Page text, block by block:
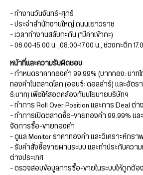
– ทำงานวันจันทร์-ศุกร์
– ประจำสำนักงานใหญ่ ถนนเยาวราช
– เวลาทำงานสลับกะกัน (*มีค่าเข้ากะ)
– 06.00-15.00 น. ,08.00-17.00 น., ช่วงกะดึก
หน้าที่และความรับผิดชอบ
– กำหนดราคาทองคำ 99.99% (บาททอง: บาท
ทองคำในตลาดโลก (ออนซ์: ดอลล่าร์) และอัตร
ร์:บาท) เพื่อให้สอดคล้องกับนโยบายบริษัทฯ
– ทำการ Roll Over Position และการ Deal ต่
– ทำการเปิดตลาดซื้อ-ขายทองคำ 99.99% แล
จัดการซื้อ-ขายทองคำ
– ดูแล Monitor ราคาทองคำ และวิเคราะห์กรา
– รับคำสั่งซื้อขายผ่านระบบ และทำประกันควา
ต่างประเทศ
– ตรวจสอบข้อมูลการซื้อ-ขายในระบบให้ถูกต้อ